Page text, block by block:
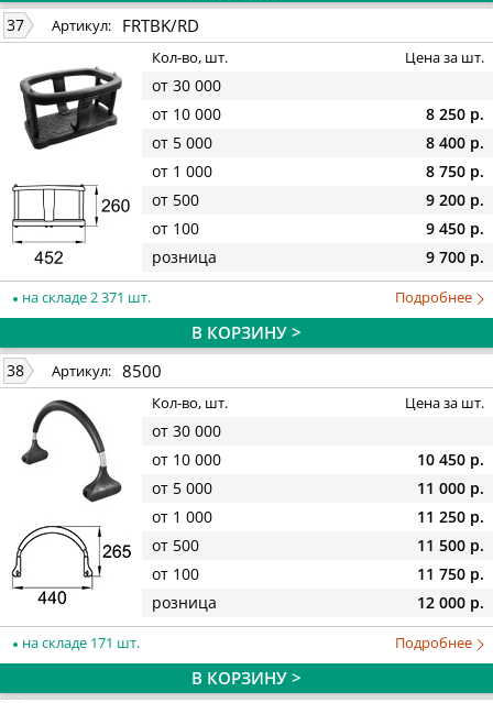
37 Артикул: FRTBK/RD
Кол-во, шт. Цена за шт.
от 30 000
от 10 000
8 250 р.
от 5 000
8 400 р.
от 1 000
8 750 р.
от 500
9 200 р.
от 100
9 450 р.
розница
9 700 р.
на складе 2 371 шт. Подробнее
В КОРЗИНУ >
38 Артикул: 8500
Кол-во, шт. Цена за шт.
от 30 000
от 10 000
10 450 р.
от 5 000
11 000 р.
от 1 000
11 250 р.
от 500
11 500 р.
от 100
11 750 р.
розница
12 000 р.
на складе 171 шт. Подробнее
В КОРЗИНУ >